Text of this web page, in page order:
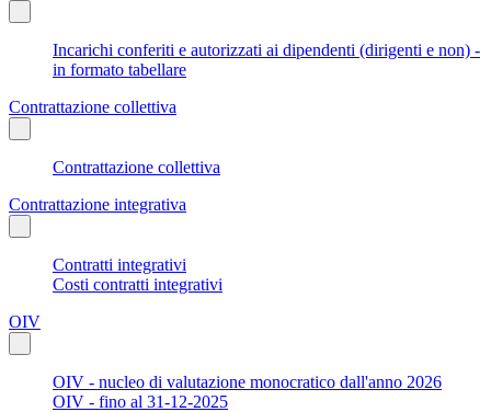
Incarichi conferiti e autorizzati ai dipendenti (dirigenti e non) -
in formato tabellare
Contrattazione collettiva
Contrattazione collettiva
Contrattazione integrativa
Contratti integrativi
Costi contratti integrativi
OIV
OIV - nucleo di valutazione monocratico dall'anno 2026
OIV - fino al 31-12-2025